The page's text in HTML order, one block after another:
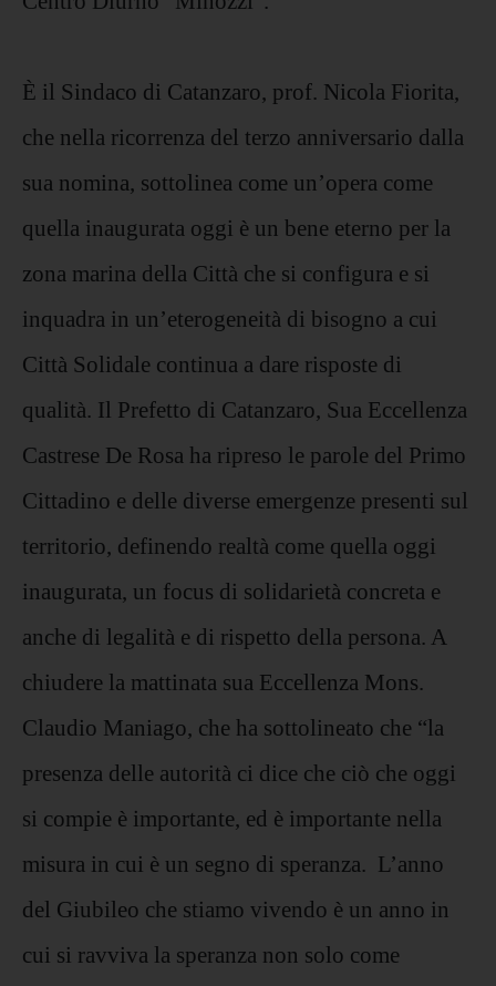
È il Sindaco di Catanzaro, prof. Nicola Fiorita,
che nella ricorrenza del terzo anniversario dalla
sua nomina, sottolinea come un’opera come
quella inaugurata oggi è un bene eterno per la
zona marina della Città che si configura e si
inquadra in un’eterogeneità di bisogno a cui
Città Solidale continua a dare risposte di
qualità. Il Prefetto di Catanzaro, Sua Eccellenza
Castrese De Rosa ha ripreso le parole del Primo
Cittadino e delle diverse emergenze presenti sul
territorio, definendo realtà come quella oggi
inaugurata, un focus di solidarietà concreta e
anche di legalità e di rispetto della persona. A
chiudere la mattinata sua Eccellenza Mons.
Claudio Maniago, che ha sottolineato che “la
presenza delle autorità ci dice che ciò che oggi
si compie è importante, ed è importante nella
misura in cui è un segno di speranza. L’anno
del Giubileo che stiamo vivendo è un anno in
cui si ravviva la speranza non solo come